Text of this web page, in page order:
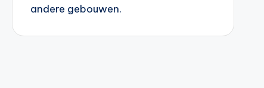
andere gebouwen.